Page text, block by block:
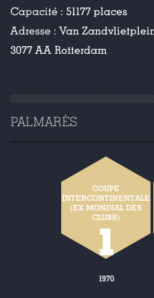
Capacité : 51177 places
Adresse : Van
3077 AA Rotterdam
PALMARÈS
COUPE
INTERCONTINENTALE
(EX MONDIAL DES
CLUBS)
1
1970